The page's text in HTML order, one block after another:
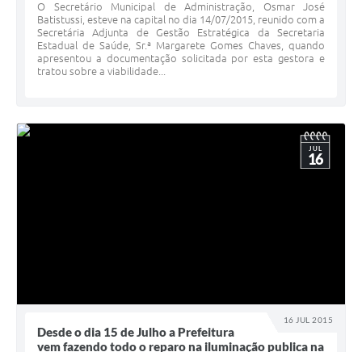
O Secretário Municipal de Administração, Osmar José
Batistussi, esteve na capital no dia 14/07/2015, reunido com a
Secretária Adjunta de Gestão Estratégica da Secretaria
Estadual de Saúde, Sr.ª Margarete Gomes Chaves, quando
apresentou a documentação solicitada por esta gestora e
tratou sobre a viabilidade...
16 JUL 2015
JUL
16
Desde o dia 15 de Julho a Prefeitura
vem fazendo todo o reparo na iluminação publica na